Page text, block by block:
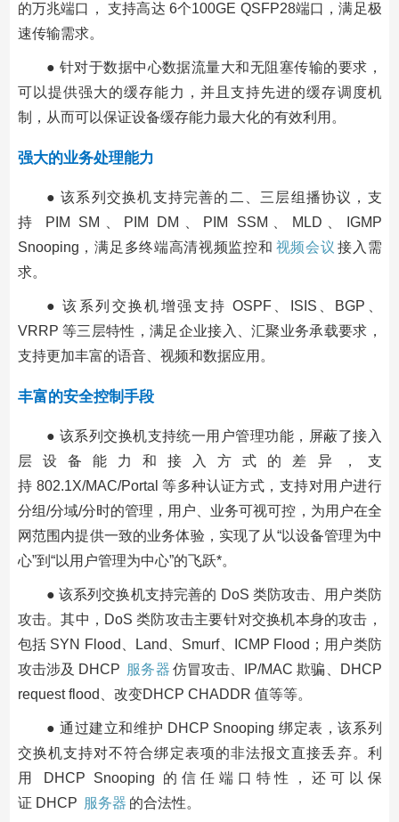
的万兆端口， 支持高达 6个100GE QSFP28端口，满足极
速传输需求。
● 针对于数据中心数据流量大和无阻塞传输的要求，
可以提供强大的缓存能力，并且支持先进的缓存调度机
制，从而可以保证设备缓存能力最大化的有效利用。
强大的业务处理能力
● 该系列交换机支持完善的二、三层组播协议，支
持 PIM SM、PIM DM、PIM SSM、MLD、IGMP
Snooping，满足多终端高清视频监控和 视频会议 接入需
求。
● 该系列交换机增强支持 OSPF、ISIS、BGP、
VRRP 等三层特性，满足企业接入、汇聚业务承载要求，
支持更加丰富的语音、视频和数据应用。
丰富的安全控制手段
● 该系列交换机支持统一用户管理功能，屏蔽了接入
层设备能力和接入方式的差异，支
持 802.1X/MAC/Portal 等多种认证方式，支持对用户进行
分组/分域/分时的管理，用户、业务可视可控，为用户在全
网范围内提供一致的业务体验，实现了从“以设备管理为中
心”到“以用户管理为中心”的飞跃*。
● 该系列交换机支持完善的 DoS 类防攻击、用户类防
攻击。其中，DoS 类防攻击主要针对交换机本身的攻击，
包括 SYN Flood、Land、Smurf、ICMP Flood；用户类防
攻击涉及 DHCP 服务器 仿冒攻击、IP/MAC 欺骗、DHCP
request flood、改变DHCP CHADDR 值等等。
● 通过建立和维护 DHCP Snooping 绑定表，该系列
交换机支持对不符合绑定表项的非法报文直接丢弃。利
用 DHCP Snooping 的信任端口特性，还可以保
证 DHCP 服务器 的合法性。